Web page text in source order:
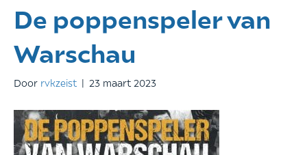
De poppenspeler van
Warschau
Door rvkzeist | 23 maart 2023